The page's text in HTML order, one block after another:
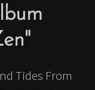
Tides From